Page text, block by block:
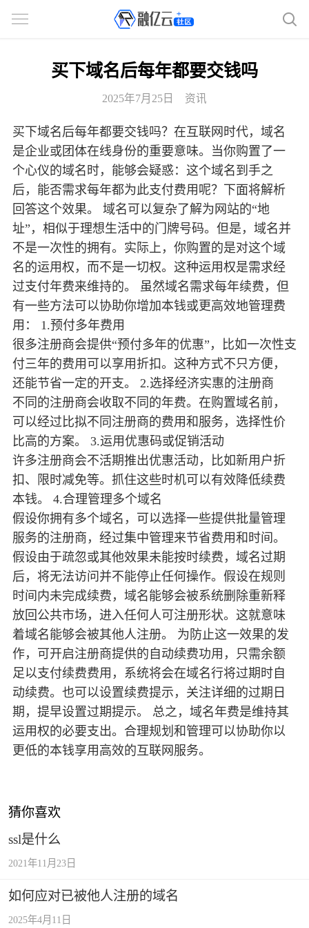
买下域名后每年都要交钱吗
2025年7月25日 资讯
买下域名后每年都要交钱吗？在互联网时代，域名
是企业或团体在线身份的重要意味。当你购置了一
个心仪的域名时，能够会疑惑：这个域名到手之
后，能否需求每年都为此支付费用呢？下面将解析
回答这个效果。 域名可以复杂了解为网站的“地
址”，相似于理想生活中的门牌号码。但是，域名并
不是一次性的拥有。实际上，你购置的是对这个域
名的运用权，而不是一切权。这种运用权是需求经
过支付年费来维持的。 虽然域名需求每年续费，但
有一些方法可以协助你增加本钱或更高效地管理费
用： 1.预付多年费用
很多注册商会提供“预付多年的优惠”，比如一次性支
付三年的费用可以享用折扣。这种方式不只方便，
还能节省一定的开支。 2.选择经济实惠的注册商
不同的注册商会收取不同的年费。在购置域名前，
可以经过比拟不同注册商的费用和服务，选择性价
比高的方案。 3.运用优惠码或促销活动
许多注册商会不活期推出优惠活动，比如新用户折
扣、限时减免等。抓住这些时机可以有效降低续费
本钱。 4.合理管理多个域名
假设你拥有多个域名，可以选择一些提供批量管理
服务的注册商，经过集中管理来节省费用和时间。
假设由于疏忽或其他效果未能按时续费，域名过期
后，将无法访问并不能停止任何操作。假设在规则
时间内未完成续费，域名能够会被系统删除重新释
放回公共市场，进入任何人可注册形状。这就意味
着域名能够会被其他人注册。 为防止这一效果的发
作，可开启注册商提供的自动续费功用，只需余额
足以支付续费费用，系统将会在域名行将过期时自
动续费。也可以设置续费提示，关注详细的过期日
期，提早设置过期提示。 总之，域名年费是维持其
运用权的必要支出。合理规划和管理可以协助你以
更低的本钱享用高效的互联网服务。
猜你喜欢
ssl是什么
2021年11月23日
如何应对已被他人注册的域名
2025年4月11日